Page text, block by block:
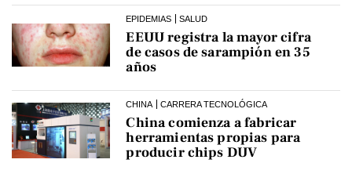
EPIDEMIAS SALUD
EEUU registra la mayor cifra
de casos de sarampión en 35
años
CHINA CARRERA TECNOLÓGICA
China comienza a fabricar
herramientas propias para
producir chips DUV